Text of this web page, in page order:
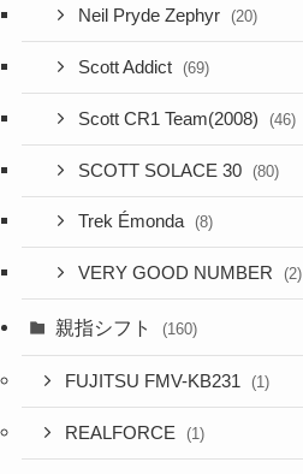
Neil Pryde Zephyr (20)
Scott Addict (69)
Scott CR1 Team(2008) (46)
SCOTT SOLACE 30 (80)
Trek Émonda (8)
VERY GOOD NUMBER (2)
親指シフト (160)
FUJITSU FMV-KB231 (1)
REALFORCE (1)